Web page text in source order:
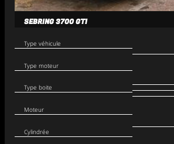
SEBRING 3700 GTI
Type véhicule
Type moteur
Type boite
Moteur
Cylindrée